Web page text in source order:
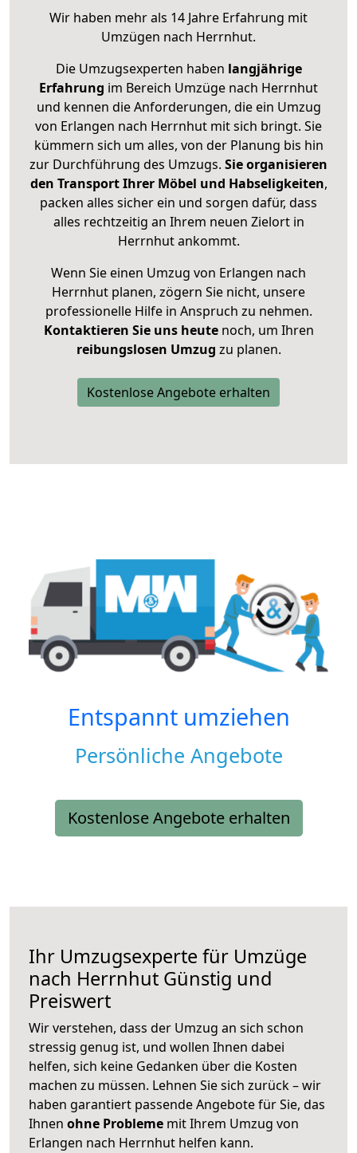
Wir haben mehr als 14 Jahre Erfahrung mit
Umzügen nach Herrnhut.
Die Umzugsexperten haben langjährige
Erfahrung im Bereich Umzüge nach Herrnhut
und kennen die Anforderungen, die ein Umzug
von Erlangen nach Herrnhut mit sich bringt. Sie
kümmern sich um alles, von der Planung bis hin
zur Durchführung des Umzugs. Sie organisieren
den Transport Ihrer Möbel und Habseligkeiten,
packen alles sicher ein und sorgen dafür, dass
alles rechtzeitig an Ihrem neuen Zielort in
Herrnhut ankommt.
Wenn Sie einen Umzug von Erlangen nach
Herrnhut planen, zögern Sie nicht, unsere
professionelle Hilfe in Anspruch zu nehmen.
Kontaktieren Sie uns heutenoch, um Ihren
reibungslosen Umzug zu planen.
Kostenlose Angebote erhalten
Entspannt umziehen
Persönliche Angebote
Kostenlose Angebote erhalten
Ihr Umzugsexperte für Umzüge
nach Herrnhut Günstig und
Preiswert
Wir verstehen, dass der Umzug an sich schon
stressig genug ist, und wollen Ihnen dabei
helfen, sich keine Gedanken über die Kosten
machen zu müssen. Lehnen Sie sich zurück – wir
haben garantiert passende Angebote für Sie, das
Ihnen ohne Probleme mit Ihrem Umzug von
Erlangen nach Herrnhut helfen kann.